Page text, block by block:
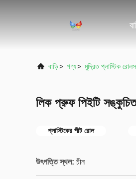
বাড়ি> পণ্য> মুদ্রিত প্লাস্টিক রোলস
লিক প্রুফ পিইটি
প্লাস্টিকের শীট রোল
উৎপত্তি স্থল: চীন